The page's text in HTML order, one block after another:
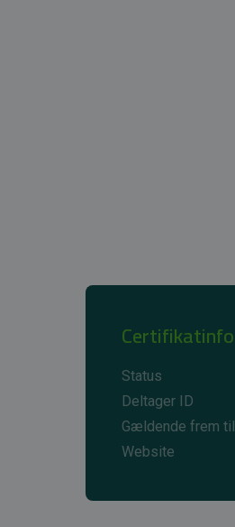
Certifikatinfo
Status
Deltager ID
Gældende frem til
Website